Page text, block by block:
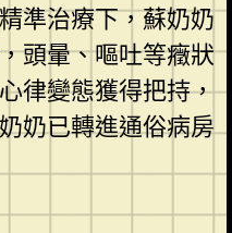
準治療下，蘇奶奶
頭暈、嘔吐等癥狀
律變態獲得把持，
奶已轉進通俗病房